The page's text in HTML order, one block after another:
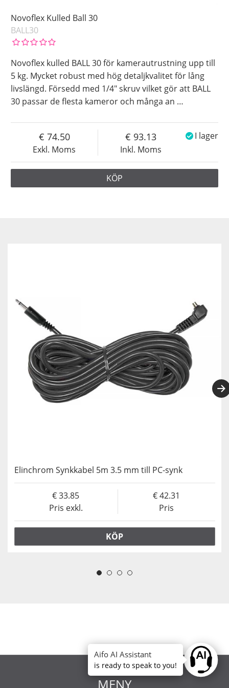
Novoflex Kulled Ball 30
BALL30
Novoflex kulled BALL 30 för kamerautrustning upp till
5 kg. Mycket robust med hög detaljkvalitet för lång
livslängd. Försedd med 1/4" skruv vilket gör att BALL
30 passar de flesta kameror och många an …
Exkl. Moms
74.50
Inkl. Moms
93.13 I lager
KÖP
Elinchrom Synkkabel 5m 3.5 mm till PC-synk
Pris exkl.
33.85
Pris
42.31
KÖP
MENY
Ask
Aifo AI Assistant
is ready to speak to you!